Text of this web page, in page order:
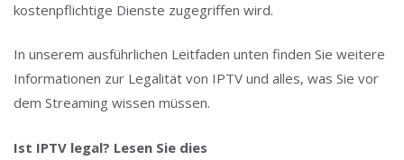
kostenpflichtige Dienste zugegriffen wird.
In unserem ausführlichen Leitfaden unten finden Sie weitere
Informationen zur Legalität von IPTV und alles, was Sie vor
dem Streaming wissen müssen.
Ist IPTV legal? Lesen Sie dies